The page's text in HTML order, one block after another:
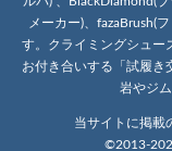
メーカー)、fazaBrush(
す。クライミングシュー
お付き合いする「試履き
岩やジ
当サイトに掲載
©2013-